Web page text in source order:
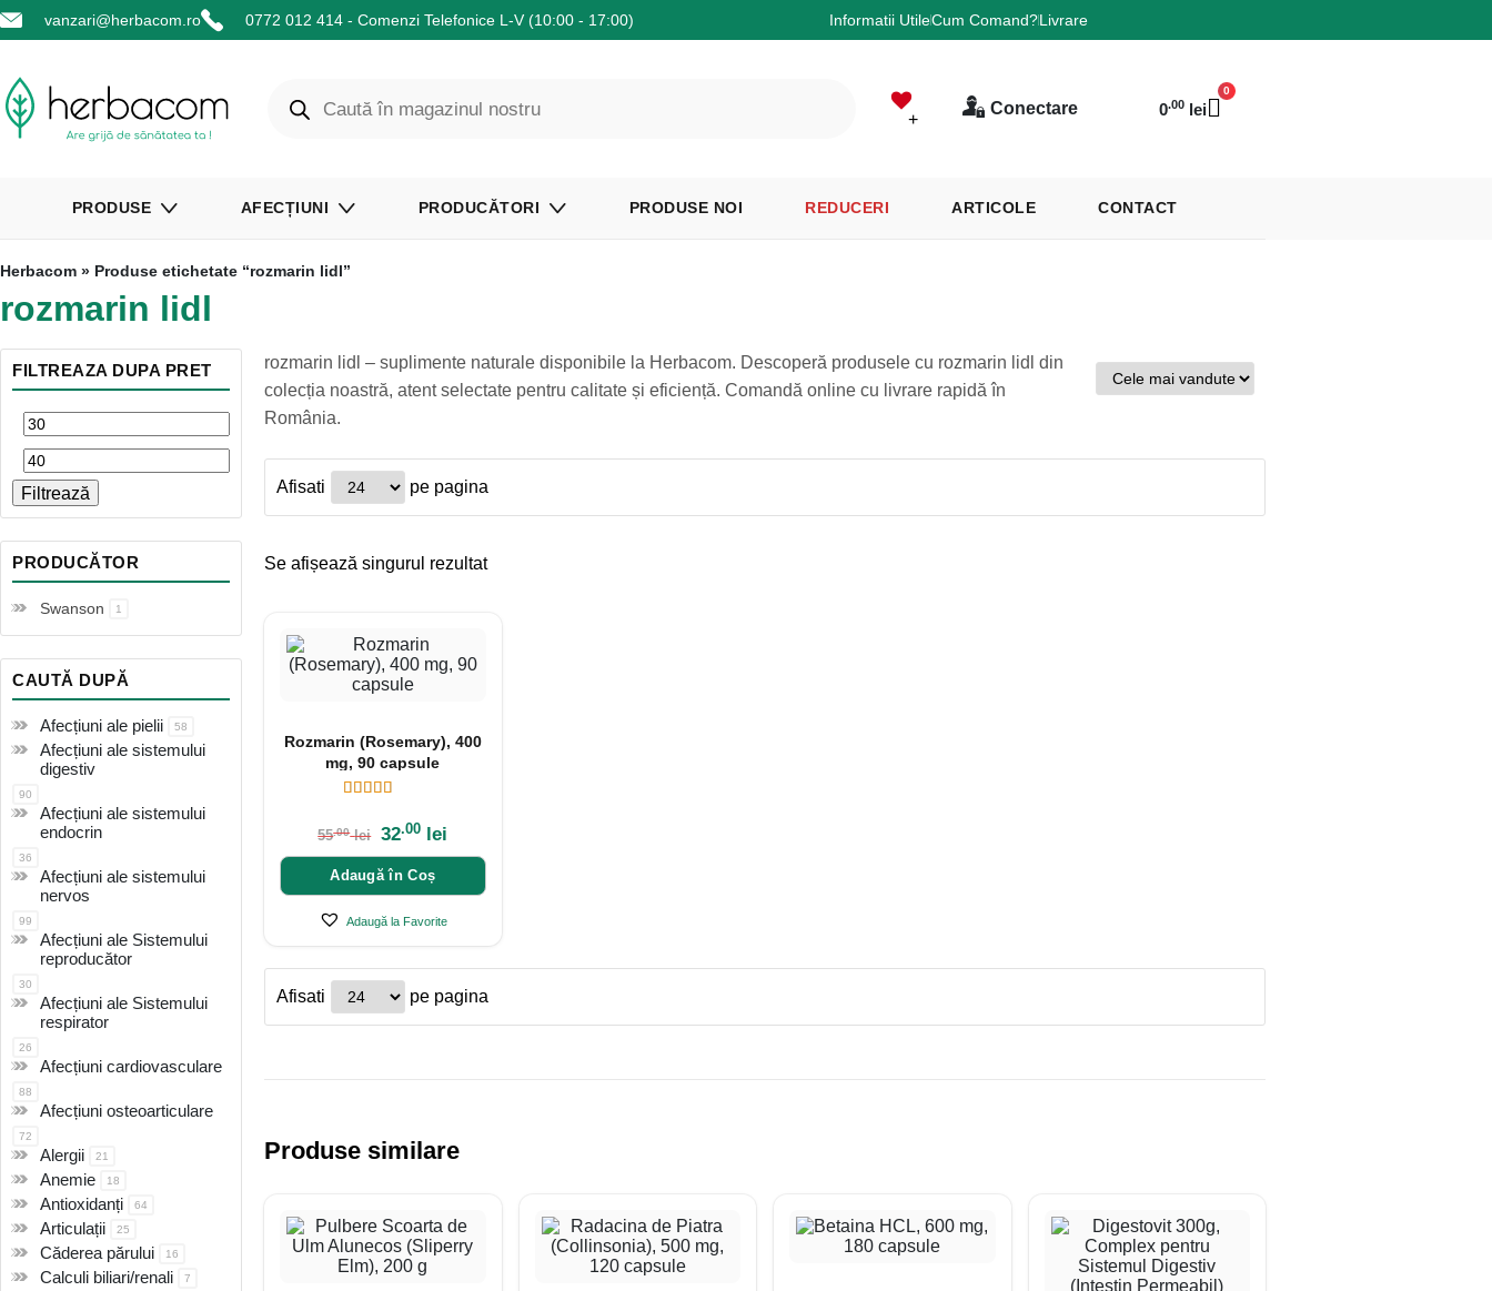
vanzari@herbacom.ro 0772 012 414 - Comenzi Telefonice L-V (10:00 - 17:00) Informatii UtileCum Comand?Livrare
+
Conectare 0.00 lei
0
PRODUSE AFECȚIUNI PRODUCĂTORI PRODUSE NOI REDUCERI ARTICOLE CONTACT
Herbacom » Produse etichetate “rozmarin lidl”
rozmarin lidl
FILTREAZA DUPA PRET
Filtrează
PRODUCĂTOR
Swanson 1
CAUTĂ DUPĂ
Afecțiuni ale pielii 58
Afecțiuni ale sistemului
digestiv
90
Afecțiuni ale sistemului
endocrin
36
Afecțiuni ale sistemului
nervos
99
Afecțiuni ale Sistemului
reproducător
30
Afecțiuni ale Sistemului
respirator
26
Afecțiuni cardiovasculare
88
Afecțiuni osteoarticulare
72
Alergii 21
Anemie 18
Antioxidanți 64
Articulații 25
Căderea părului 16
Calculi biliari/renali 7
rozmarin lidl – suplimente naturale disponibile la Herbacom. Descoperă produsele cu rozmarin lidl din
colecția noastră, atent selectate pentru calitate și eficiență. Comandă online cu livrare rapidă în
România.
Afisati pe pagina
Se afișează singurul rezultat
Rozmarin (Rosemary), 400
mg, 90 capsule
55.00 lei 32.00 lei
Adaugă în Coș
Adaugă la Favorite
Afisati pe pagina
Produse similare